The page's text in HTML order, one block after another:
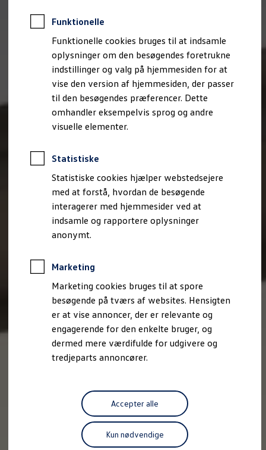
Funktionelle
Funktionelle cookies bruges til at indsamle
oplysninger om den besøgendes foretrukne
indstillinger og valg på hjemmesiden for at
vise den version af hjemmesiden, der passer
til den besøgendes præferencer. Dette
omhandler eksempelvis sprog og andre
visuelle elementer.
Statistiske
Statistiske cookies hjælper webstedsejere
med at forstå, hvordan de besøgende
interagerer med hjemmesider ved at
indsamle og rapportere oplysninger
anonymt.
Marketing
Marketing cookies bruges til at spore
besøgende på tværs af websites. Hensigten
er at vise annoncer, der er relevante og
engagerende for den enkelte bruger, og
dermed mere værdifulde for udgivere og
tredjeparts annoncører.
Accepter alle
Kun nødvendige
Book en prøvetur
Bestil et tilbud
Brugte biler
Pendlerleasing
Budgetberegner
Firmabil
Vejen til en ny Volkswagen
Online Privatleasing
Finansiering og forsikring
Volkswagen Forsikring
Volkswagen Finansiering
Ejere og services
Book tid på værkstedet
Service
Serviceabonnementer
Service 5+
Service på elbiler
Prismatch
Fordele ved autoriseret værksted
Brugbar information
Servicefordele
Digitale ekstrafunktioner
Se tjenesterne til din model
Volkswagen-apps, login og shop
Forbind mobiltelefonen med bilen
Opdateringer til software, kort og radio
Fleet Interface Data
MinVolkswagen
Digital instruktionsbog
Tilbehør
Fordele ved at vælge autoriseret værksted til din
Om Volkswagen
Nyheder
Tilmeld nyhedsbrev
Pressemeddelser
Kalenderbillede